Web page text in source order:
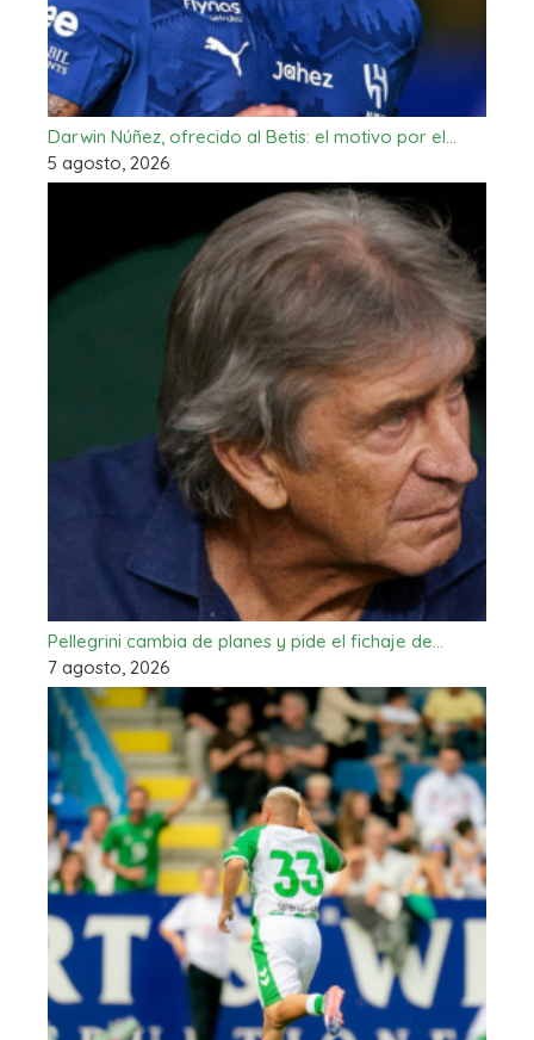
Darwin Núñez, ofrecido al Betis: el motivo por el…
5 agosto, 2026
Pellegrini cambia de planes y pide el fichaje de…
7 agosto, 2026